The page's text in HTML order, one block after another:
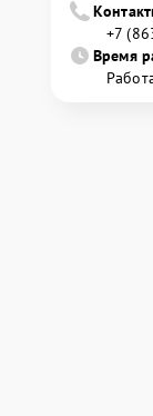
+7
Время